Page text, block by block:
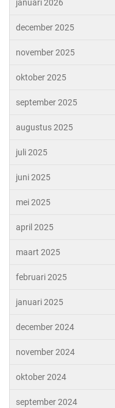
januari 2026
december 2025
november 2025
oktober 2025
september 2025
augustus 2025
juli 2025
juni 2025
mei 2025
april 2025
maart 2025
februari 2025
januari 2025
december 2024
november 2024
oktober 2024
september 2024